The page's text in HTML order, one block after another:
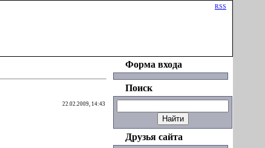
RSS
22.02.2009, 14:43
Форма входа
Поиск
Друзья сайта